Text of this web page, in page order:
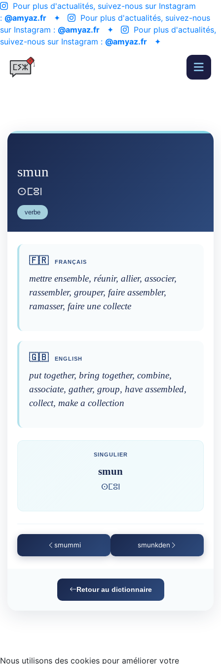
Pour plus d'actualités, suivez-nous sur Instagram
: @amyaz.fr ✦
Pour plus d'actualités, suivez-nous
sur Instagram : @amyaz.fr ✦
Pour plus d'actualités,
suivez-nous sur Instagram : @amyaz.fr ✦
smun
ⵙⵎⵓⵏ
verbe
🇫🇷 FRANÇAIS
mettre ensemble, réunir, allier, associer,
rassembler, grouper, faire assembler,
ramasser, faire une collecte
🇬🇧 ENGLISH
put together, bring together, combine,
associate, gather, group, have assembled,
collect, make a collection
SINGULIER
smun
ⵙⵎⵓⵏ
smummi smunkden
Retour au dictionnaire
Nous utilisons des cookies pour améliorer votre